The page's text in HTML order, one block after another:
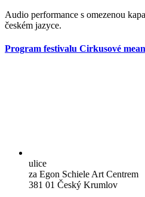
Audio performance s omezenou
českém jazyce.
Program festivalu Cirkusové
ulice
za Egon Schiele Art Centrem
381 01 Český Krumlov